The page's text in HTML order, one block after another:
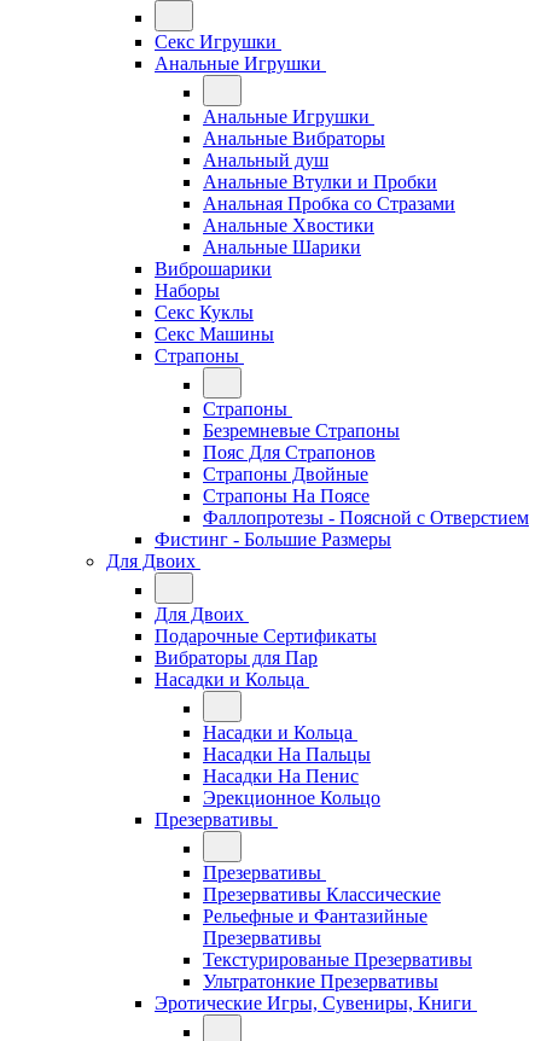
Секс Игрушки
Анальные Игрушки
Анальные Игрушки
Анальные Вибраторы
Анальный душ
Анальные Втулки и Пробки
Анальная Пробка со Стразами
Анальные Хвостики
Анальные Шарики
Виброшарики
Наборы
Секс Куклы
Секс Машины
Страпоны
Страпоны
Безремневые Страпоны
Пояс Для Страпонов
Страпоны Двойные
Страпоны На Поясе
Фаллопротезы - Поясной c Отверстием
Фистинг - Большие Размеры
Для Двоих
Для Двоих
Подарочные Сертификаты
Вибраторы для Пар
Насадки и Кольца
Насадки и Кольца
Насадки На Пальцы
Насадки На Пенис
Эрекционное Кольцо
Презервативы
Презервативы
Презервативы Классические
Рельефные и Фантазийные
Презервативы
Текстурированые Презервативы
Ультратонкие Презервативы
Эротические Игры, Сувениры, Книги